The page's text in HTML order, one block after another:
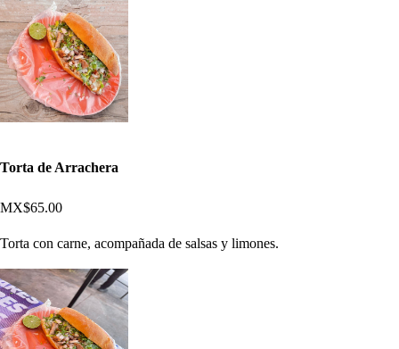
Torta de Arrachera
MX$65.00
Torta con carne, acompañada de salsas y limones.